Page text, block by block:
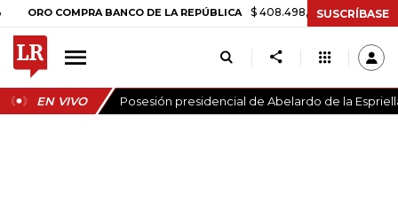
COMPRA BANCO DE LA REPÚBLICA $ 408.498,97 +$ 8.753,81 +2,19%
SUSCRÍBASE
EN VIVO Posesión presidencial de Abelardo de la